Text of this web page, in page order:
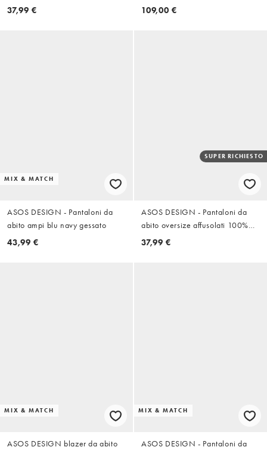
37,99 €
gessato
109,00 €
MIX & MATCH
ASOS DESIGN - Pantaloni da
abito ampi blu navy gessato
43,99 €
SUPER RICHIESTO
ASOS DESIGN - Pantaloni da
abito oversize affusolati 100%
cotone effetto lino marroni con
37,99 €
MIX & MATCH
ASOS DESIGN blazer da abito
MIX & MATCH
ASOS DESIGN - Pantaloni da